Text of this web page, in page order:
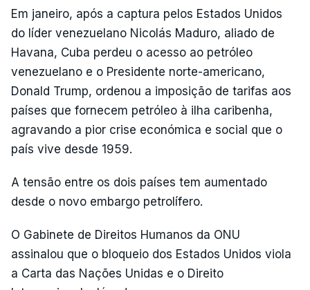
Em janeiro, após a captura pelos Estados Unidos
do líder venezuelano Nicolás Maduro, aliado de
Havana, Cuba perdeu o acesso ao petróleo
venezuelano e o Presidente norte-americano,
Donald Trump, ordenou a imposição de tarifas aos
países que fornecem petróleo à ilha caribenha,
agravando a pior crise económica e social que o
país vive desde 1959.
A tensão entre os dois países tem aumentado
desde o novo embargo petrolífero.
O Gabinete de Direitos Humanos da ONU
assinalou que o bloqueio dos Estados Unidos viola
a Carta das Nações Unidas e o Direito